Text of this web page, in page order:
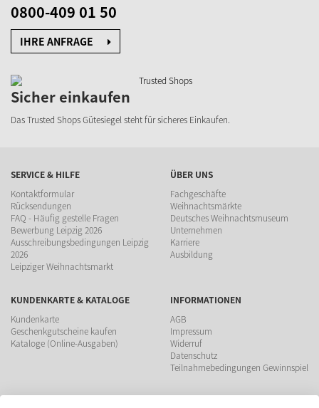
0800-409 01 50
IHRE ANFRAGE
Sicher einkaufen
Das Trusted Shops Gütesiegel steht für sicheres Einkaufen.
SERVICE & HILFE
Kontaktformular
Rücksendungen
FAQ - Häufig gestelle Fragen
Bewerbung Leipzig 2026
Ausschreibungsbedingungen Leipzig
2026
Leipziger Weihnachtsmarkt
ÜBER UNS
Fachgeschäfte
Weihnachtsmärkte
Deutsches Weihnachtsmuseum
Unternehmen
Karriere
Ausbildung
KUNDENKARTE & KATALOGE
Kundenkarte
Geschenkgutscheine kaufen
Kataloge (Online-Ausgaben)
INFORMATIONEN
AGB
Impressum
Widerruf
Datenschutz
Teilnahmebedingungen Gewinnspiel